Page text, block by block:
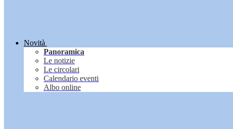
Novità
Panoramica
Le notizie
Le circolari
Calendario eventi
Albo online